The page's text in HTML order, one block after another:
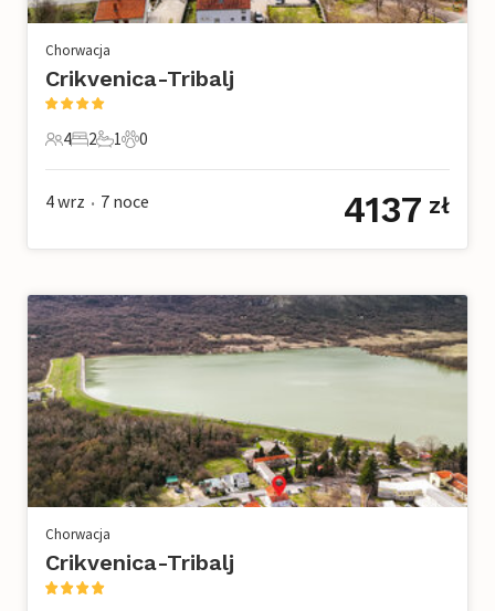
Chorwacja
Crikvenica-Tribalj
4 Goście
4
2 Sypialnie
2
1 Łazienka
1
0 Zwierzęta domowe
0
4 wrz • 7 noce 4137 zł
Chorwacja
Crikvenica-Tribalj